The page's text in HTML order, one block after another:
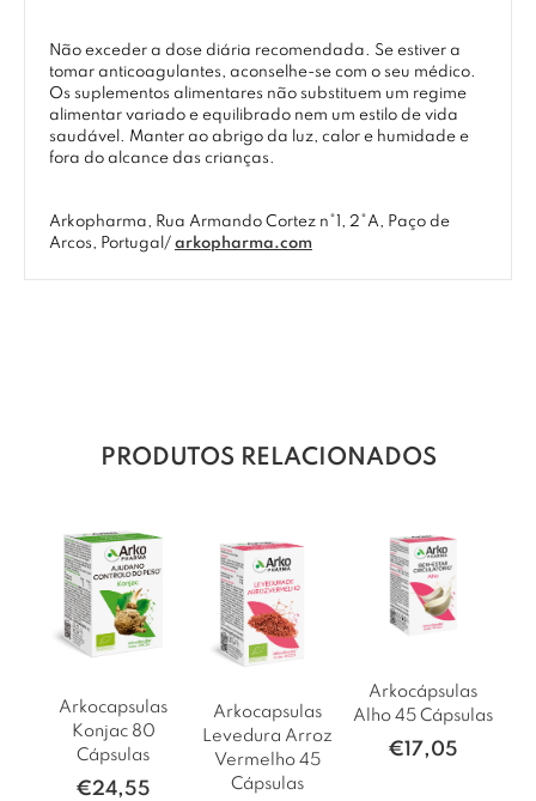
Não exceder a dose diária recomendada. Se estiver a
tomar anticoagulantes, aconselhe-se com o seu médico.
Os suplementos alimentares não substituem um regime
alimentar variado e equilibrado nem um estilo de vida
saudável. Manter ao abrigo da luz, calor e humidade e
fora do alcance das crianças.
Arkopharma, Rua Armando Cortez n°1, 2°A, Paço de
Arcos, Portugal/ arkopharma.com
PRODUTOS RELACIONADOS
Arkocapsulas
Konjac 80
Cápsulas
€24,55
Arkocapsulas
Levedura Arroz
Vermelho 45
Cápsulas
Arkocápsulas
Alho 45 Cápsulas
€17,05